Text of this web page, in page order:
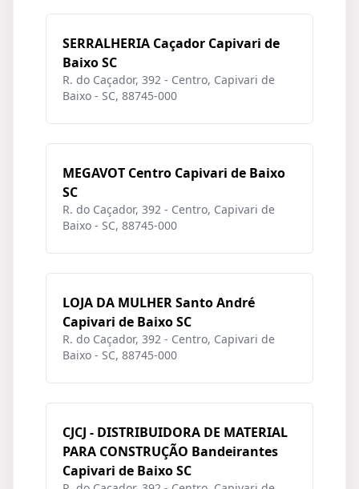
SERRALHERIA Caçador Capivari de
Baixo SC
R. do Caçador, 392 - Centro, Capivari de
Baixo - SC, 88745-000
MEGAVOT Centro Capivari de Baixo
SC
R. do Caçador, 392 - Centro, Capivari de
Baixo - SC, 88745-000
LOJA DA MULHER Santo André
Capivari de Baixo SC
R. do Caçador, 392 - Centro, Capivari de
Baixo - SC, 88745-000
CJCJ - DISTRIBUIDORA DE MATERIAL
PARA CONSTRUÇÃO Bandeirantes
Capivari de Baixo SC